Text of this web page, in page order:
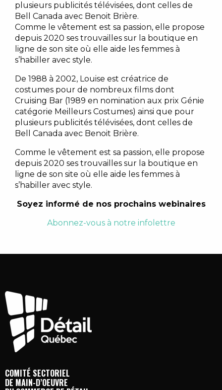
plusieurs publicités télévisées, dont celles de
Bell Canada avec Benoit Brière.
Comme le vêtement est sa passion, elle propose
depuis 2020 ses trouvailles sur la boutique en
ligne de son site où elle aide les femmes à
s’habiller avec style.
De 1988 à 2002, Louise est créatrice de
costumes pour de nombreux films dont
Cruising Bar (1989 en nomination aux prix Génie
catégorie Meilleurs Costumes) ainsi que pour
plusieurs publicités télévisées, dont celles de
Bell Canada avec Benoit Brière.
Comme le vêtement est sa passion, elle propose
depuis 2020 ses trouvailles sur la boutique en
ligne de son site où elle aide les femmes à
s’habiller avec style.
Soyez informé de nos prochains webinaires
Abonnez-vous à notre infolettre
COMITÉ SECTORIEL
DE MAIN-D’OEUVRE